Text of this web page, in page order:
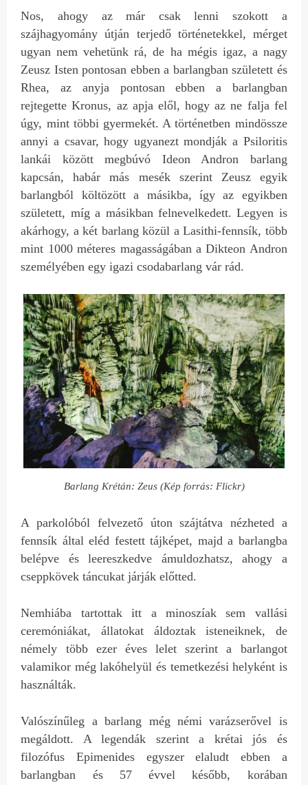
Nos, ahogy az már csak lenni szokott a
szájhagyomány útján terjedő történetekkel, mérget
ugyan nem vehetünk rá, de ha mégis igaz, a nagy
Zeusz Isten pontosan ebben a barlangban született és
Rhea, az anyja pontosan ebben a barlangban
rejtegette Kronus, az apja elől, hogy az ne falja fel
úgy, mint többi gyermekét. A történetben mindössze
annyi a csavar, hogy ugyanezt mondják a Psiloritis
lankái között megbúvó Ideon Andron barlang
kapcsán, habár más mesék szerint Zeusz egyik
barlangból költözött a másikba, így az egyikben
született, míg a másikban felnevelkedett. Legyen is
akárhogy, a két barlang közül a Lasithi-fennsík, több
mint 1000 méteres magasságában a Dikteon Andron
személyében egy igazi csodabarlang vár rád.
Barlang Krétán: Zeus (Kép forrás: Flickr)
A parkolóból felvezető úton szájtátva nézheted a
fennsík által eléd festett tájképet, majd a barlangba
belépve és leereszkedve ámuldozhatsz, ahogy a
cseppkövek táncukat járják előtted.
Nemhiába tartottak itt a minoszíak sem vallási
ceremóniákat, állatokat áldoztak isteneiknek, de
némely több ezer éves lelet szerint a barlangot
valamikor még lakóhelyül és temetkezési helyként is
használták.
Valószínűleg a barlang még némi varázserővel is
megáldott. A legendák szerint a krétai jós és
filozófus Epimenides egyszer elaludt ebben a
barlangban és 57 évvel később, korában